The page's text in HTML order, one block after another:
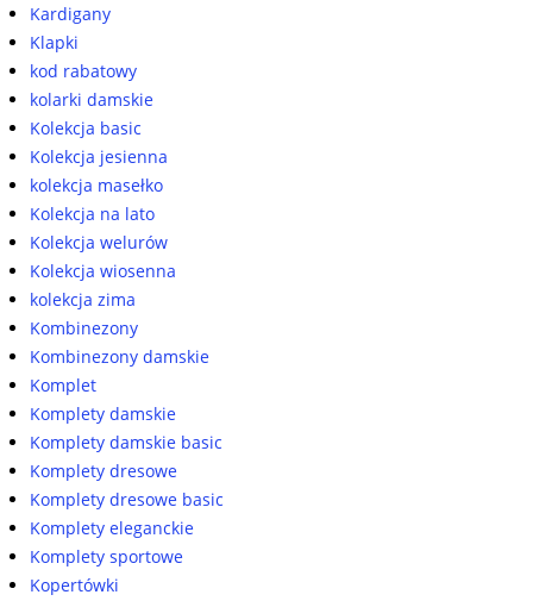
Kardigany
Klapki
kod rabatowy
kolarki damskie
Kolekcja basic
Kolekcja jesienna
kolekcja masełko
Kolekcja na lato
Kolekcja welurów
Kolekcja wiosenna
kolekcja zima
Kombinezony
Kombinezony damskie
Komplet
Komplety damskie
Komplety damskie basic
Komplety dresowe
Komplety dresowe basic
Komplety eleganckie
Komplety sportowe
Kopertówki